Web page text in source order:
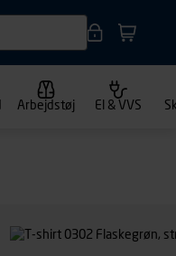
Arbejdstøj El & VVS